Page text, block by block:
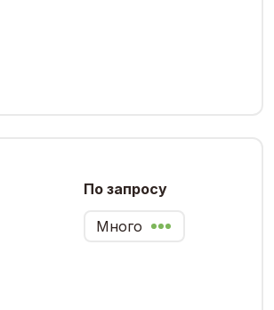
По запросу
Много